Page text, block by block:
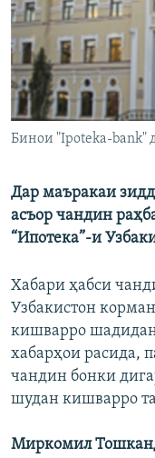
ГУЗОРИШҲОИ РАДИОӢ
Русский
ПАЙГИРӢ КУНЕД
Ҳамаи сомонаҳои
Бинои "Ipoteka-bank"
Дар маъракаи
асъор чандин
“Ипотека”-и
Хабари ҳабси
Узбакистон
кишварро шадидан
хабарҳои расида,
чандин бонки
шудан кишварро
Миркомил